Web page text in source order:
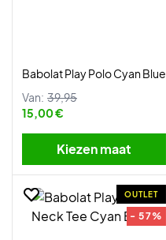
Babolat Play Polo Cyan Blue
Van: 39,95
15,00 €
Kiezen maat
OUTLET
- 57%